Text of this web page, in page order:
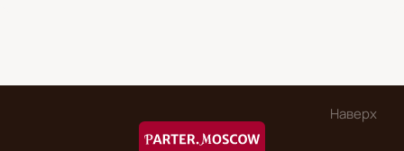
Наверх